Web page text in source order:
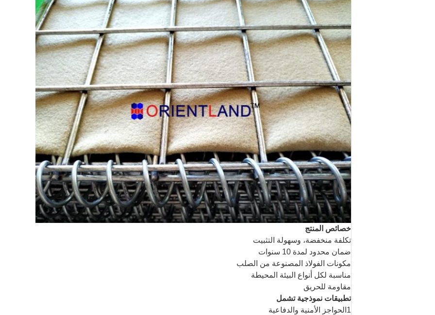
خصائص المنتج
تكلفة منخفضة، وسهولة التثبيت
ضمان محدود لمدة 10 سنوات
مكونات الفولاذ المصنوعة من الصلب
مناسبة لكل أنواع البيئة المحيطة
مقاومة للحريق
تطبيقات نموذجية تشمل
1الحواجز الأمنية والدفاعية